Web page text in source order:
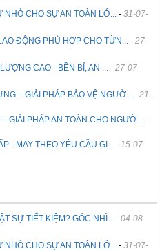
CHO SỰ AN TOÀN LỚ... - 31-07-
ĐỘNG PHÙ HỢP CHO TỪN... - 27-
CAO - BỀN BỈ, AN ... - 27-07-
– GIẢI PHÁP BẢO VỆ NGƯỜ... - 21-
GIẢI PHÁP AN TOÀN CHO NGƯỜ... -
- MAY THEO YÊU CẦU GI... - 15-07-
SỰ TIẾT KIỆM? GÓC NHÌ... - 04-08-
CHO SỰ AN TOÀN LỚ... - 31-07-